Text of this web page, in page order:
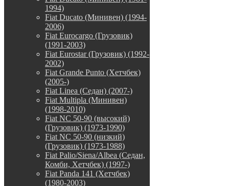
1994)
Fiat Ducato (Минивен) (1994-
2006)
Fiat Eurocargo (Грузовик)
(1991-2003)
Fiat Eurostar (Грузовик) (1992-
2002)
Fiat Grande Punto (Хетчбек)
(2005-)
Fiat Linea (Седан) (2007-)
Fiat Multipla (Минивен)
(1998-2010)
Fiat NC 50-90 (высокий)
(Грузовик) (1973-1990)
Fiat NC 50-90 (низкий)
(Грузовик) (1973-1988)
Fiat Palio/Siena/Albea (Седан,
Комби, Хетчбек) (1997-)
Fiat Panda 141 (Хетчбек)
(1980-2003)